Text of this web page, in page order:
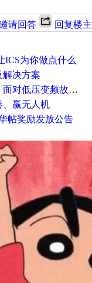
请回答 回复楼主
ICS为你做点什么
解决方案
故障，老手是这样解决的！
、赢无人机
帖奖励发放公告